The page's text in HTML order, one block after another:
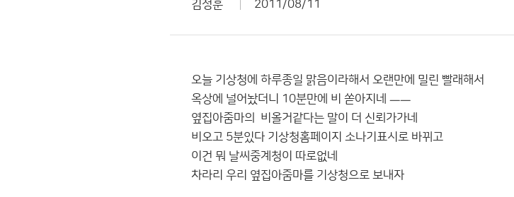
김정훈 2011/08/11
오늘 기상청에 하루종일 맑음이라해서 오랜만에 밀린 빨래해서
옥상에 널어놨더니 10분만에 비 쏟아지네 ㅡㅡ
옆집아줌마의 비올거같다는 말이 더 신뢰가가네
비오고 5분있다 기상청홈페이지 소나기표시로 바뀌고
이건 뭐 날씨중계청이 따로없네
차라리 우리 옆집아줌마를 기상청으로 보내자